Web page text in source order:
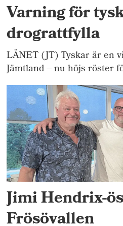
Varning för
drograttfylla
LÄNET (JT) Tyskar är en
Jämtland – nu höjs röster
Jimi Hendrix-
Frösövallen